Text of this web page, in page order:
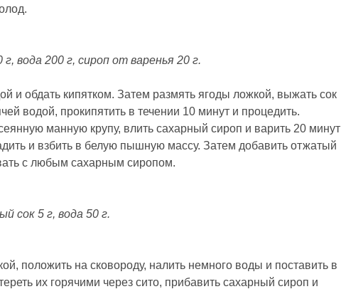
вода 200 г, сироп от варенья 20 г.
и обдать кипятком. Затем размять ягоды ложкой, выжать сок
водой, прокипятить в течении 10 минут и процедить.
манную крупу, влить сахарный сироп и варить 20 минут
и взбить в белую пышную массу. Затем добавить отжатый
с любым сахарным сиропом.
сок 5 г, вода 50 г.
положить на сковороду, налить немного воды и поставить в
их горячими через сито, прибавить сахарный сироп и